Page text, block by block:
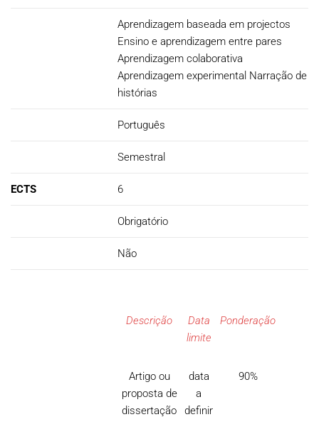
Aprendizagem baseada em projectos
Ensino e aprendizagem entre pares
Aprendizagem colaborativa
Aprendizagem experimental Narração de
histórias
Português
Semestral
ECTS 6
Obrigatório
Não
Descrição
Data
limite
Ponderação
Artigo ou
proposta de
dissertação
data
a
definir
90%